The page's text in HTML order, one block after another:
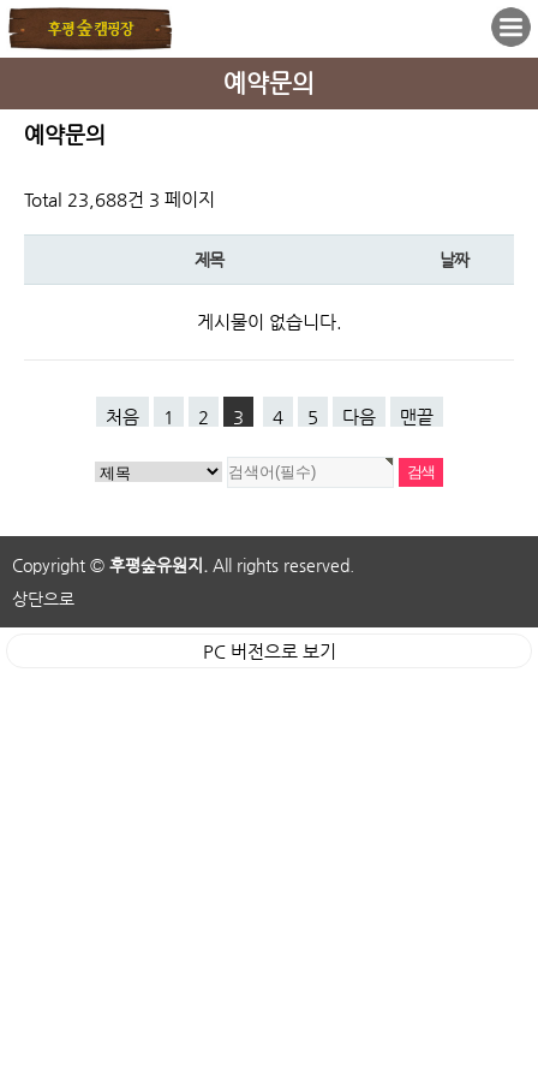
예약문의
예약문의
Total 23,688건 3 페이지
제목 날짜
게시물이 없습니다.
처음 1 2 3 4 5 다음 맨끝
Copyright © 후평숲유원지.
All rights reserved.
상단으로
PC 버전으로 보기